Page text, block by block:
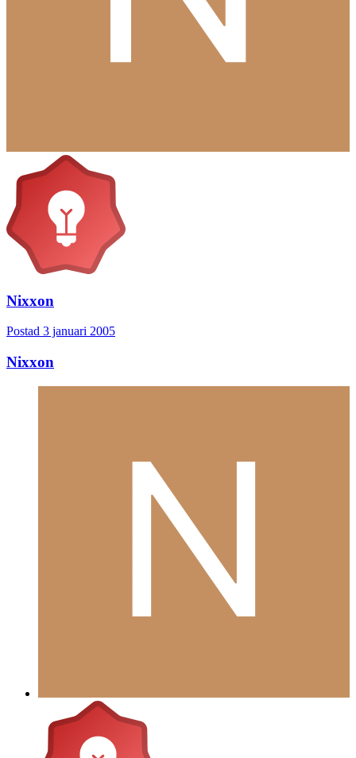
Nixxon
Postad 3 januari 2005
Nixxon